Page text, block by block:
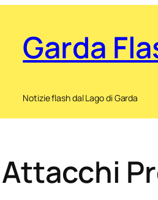
Garda
Notizie flash dal Lago di Garda